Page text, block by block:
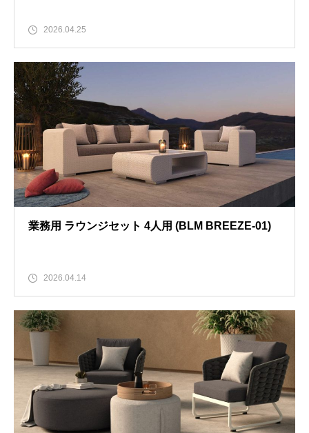
2026.04.25
業務用 ラウンジセット 4人用 (BLM BREEZE-01)
2026.04.14